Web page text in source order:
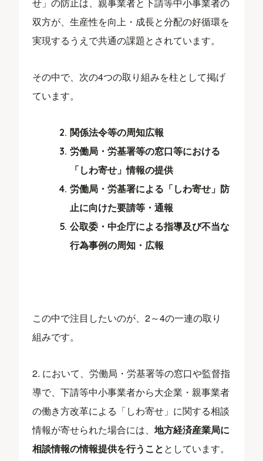
双方が、生産性を向上・成長と分配の好循環を
実現するうえで共通の課題とされています。
その中で、次の4つの取り組みを柱として掲げ
ています。
関係法令等の周知広報
労働局・労基署等の窓口等における
「しわ寄せ」情報の提供
労働局・労基署による「しわ寄せ」防
止に向けた要請等・通報
公取委・中企庁による指導及び不当な
行為事例の周知・広報
この中で注目したいのが、2～4の一連の取り
組みです。
2. において、労働局・労基署等の窓口や監督指
導で、下請等中小事業者から大企業・親事業者
の働き方改革による「しわ寄せ」に関する相談
情報が寄せられた場合には、地方経済産業局に
相談情報の情報提供を行うこととしています。